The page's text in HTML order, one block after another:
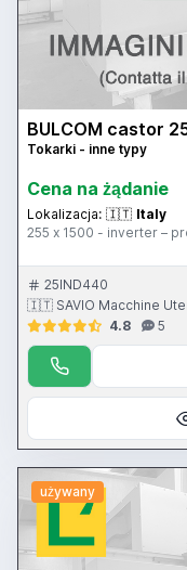
BULCOM castor
Tokarki - inne typy
Cena na żądanie
Lokalizacja: 🇮🇹 Italy
255 x 1500 - inverter –
25IND440
🇮🇹 SAVIO Macchine
4.8
5
używany